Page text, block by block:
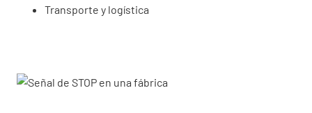
Transporte y logística